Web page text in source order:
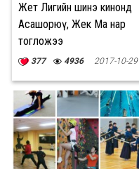
Жет Лигийн шинэ кинонд
Асашорюү, Жек Ма нар
тогложээ
377 4936 2017-10-29